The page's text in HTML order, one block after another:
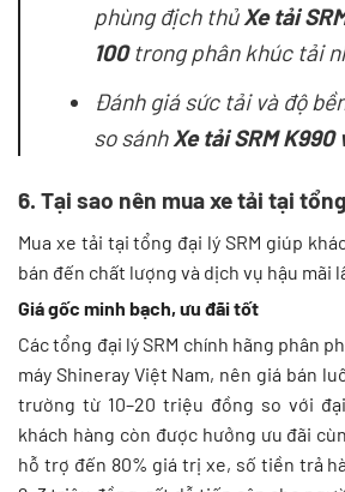
phùng địch thủXe tải
100trong phân khúc tải
Đánh giá sức tải và độ
so sánhXe tải SRM K990
6. Tại sao nên mua xe tải tại
Mua xe tải tại tổng đại lý SRM giúp
bán đến chất lượng và dịch vụ hậu mãi
Giá gốc minh bạch, ưu đãi tốt
Các tổng đại lý SRM chính hãng phân
máy Shineray Việt Nam, nên giá bán
trường từ 10–20 triệu đồng so với
khách hàng còn được hưởng ưu đãi
hỗ trợ đến 80% giá trị xe, số tiền trả